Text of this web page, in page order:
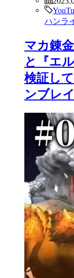
ハンラ
マカ錬
と『エ
検証し
ンブレイ